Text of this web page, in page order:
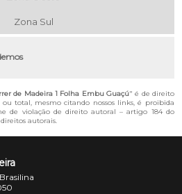
Zona Sul
de Madeira 1 Folha Embu Guaçú" é de direito
ou total, mesmo citando nossos links, é proibida
de violação de direito autoral – artigo 184 do
autorais.